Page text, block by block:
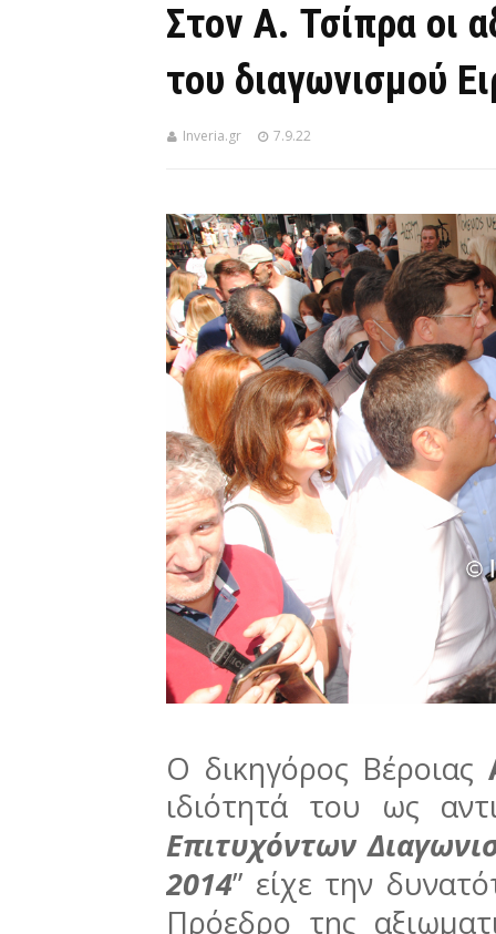
Στον A. Τσίπρα οι
του διαγωνισμού
Inveria.gr 7.9.22
Ο δικηγόρος Βέροιας
ιδιότητά του ως
Επιτυχόντων
2014” είχε την
Πρόεδρο της